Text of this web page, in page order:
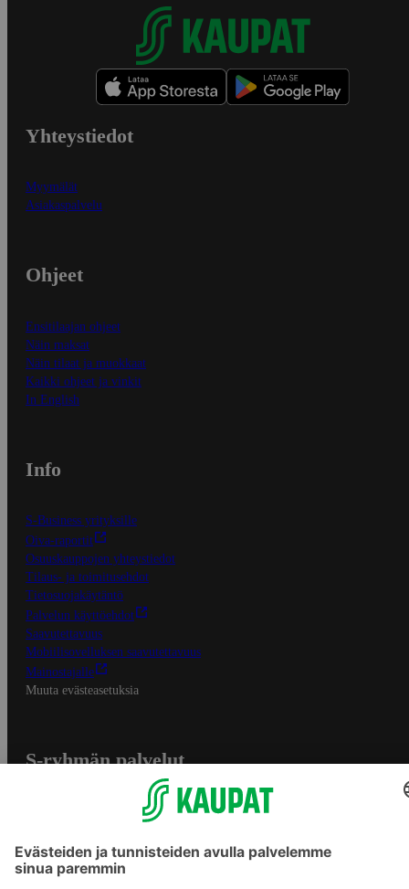
Yhteystiedot
Myymälät
Asiakaspalvelu
Ohjeet
Ensitilaajan ohjeet
Näin maksat
Näin tilaat ja muokkaat
Kaikki ohjeet ja vinkit
In English
Info
S-Business yrityksille
Oiva-raportit
Osuuskauppojen yhteystiedot
Tilaus- ja toimitusehdot
Tietosuojakäytäntö
Palvelun käyttöehdot
Saavutettavuus
Mobiilisovelluksen saavutettavuus
Mainostajalle
Muuta evästeasetuksia
S-ryhmän palvelut
Yhteishyvä Ruoka -sovellus
S-ostoslista -sovellus